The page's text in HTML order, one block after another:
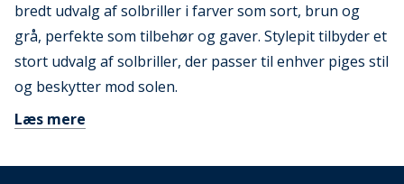
bredt udvalg af solbriller i farver som sort, brun og
grå, perfekte som tilbehør og gaver. Stylepit tilbyder et
stort udvalg af solbriller, der passer til enhver piges stil
og beskytter mod solen.
Læs mere